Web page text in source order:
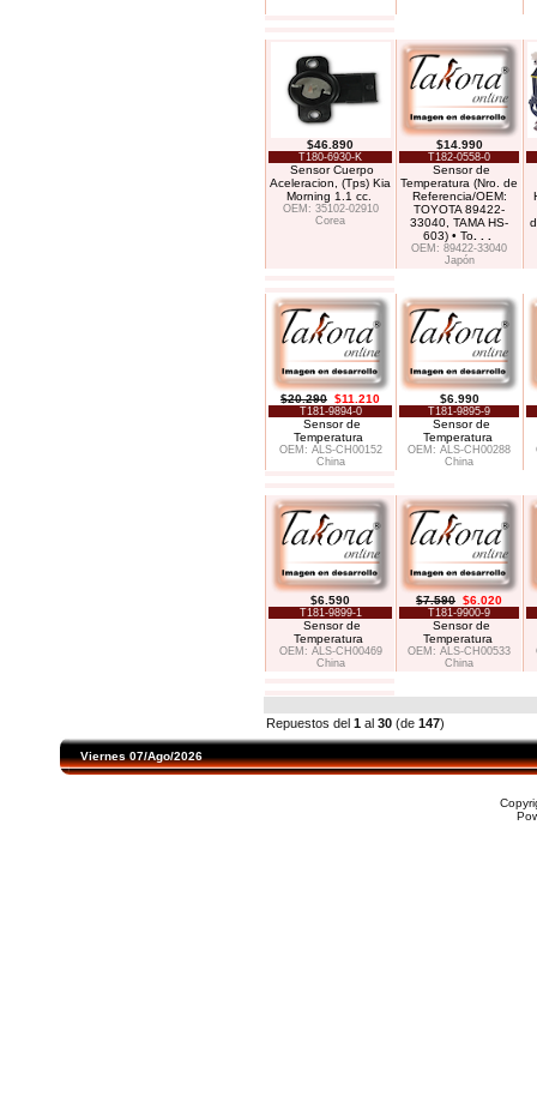
$46.890
T180-6930-K
Sensor Cuerpo
Aceleracion, (Tps) Kia
Morning 1.1 cc.
OEM: 35102-02910
Corea
$14.990
T182-0558-0
Sensor de
Temperatura (Nro. de
Referencia/OEM:
TOYOTA 89422-
33040, TAMA HS-
603) • To
OEM: 89422-33040
Japón
$20.290 $11.210
T181-9894-0
Sensor de
Temperatura
OEM: ALS-CH00152
China
$6.990
T181-9895-9
Sensor de
Temperatura
OEM: ALS-CH00288
China
$6.590
T181-9899-1
Sensor de
Temperatura
OEM: ALS-CH00469
China
$7.590 $6.020
T181-9900-9
Sensor de
Temperatura
OEM: ALS-CH00533
China
Repuestos del 1 al 30 (de 147)
Viernes 07/Ago/2026